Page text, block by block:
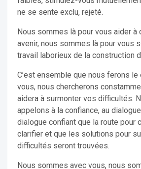
ne se sente exclu, rejeté.
Nous sommes là pour vous aider à
avenir, nous sommes là pour vous
travail laborieux de la construction
C’est ensemble que nous ferons le
vous, nous chercherons
aidera à surmonter vos difficultés.
appelons à la confiance, au
dialogue confiant que la route pour
clarifier et que les solutions pour
difficultés seront trouvées.
Nous sommes avec vous, nous